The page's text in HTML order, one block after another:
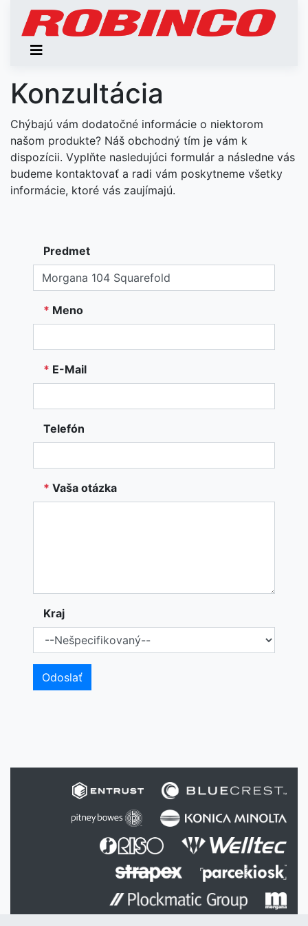
Konzultácia
Chýbajú vám dodatočné informácie o niektorom
našom produkte? Náš obchodný tím je vám k
dispozícii. Vyplňte nasledujúci formulár a následne vás
budeme kontaktovať a radi vám poskytneme všetky
informácie, ktoré vás zaujímajú.
Predmet
* Meno
* E-Mail
Telefón
* Vaša otázka
Kraj
Odoslať